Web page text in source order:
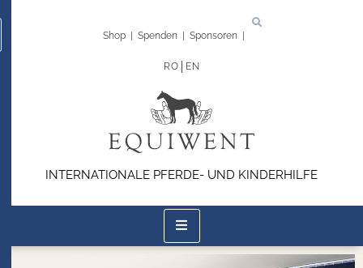
Shop Spenden Sponsoren
INTERNATIONALE PFERDE- UND KINDERHILFE
RO EN